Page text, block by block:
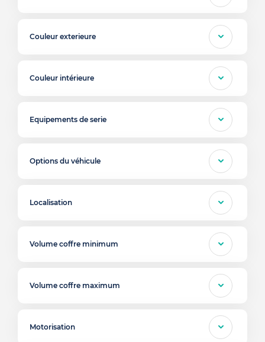
Couleur exterieure
Couleur intérieure
Equipements de serie
Options du véhicule
Localisation
Volume coffre minimum
Volume coffre maximum
Motorisation